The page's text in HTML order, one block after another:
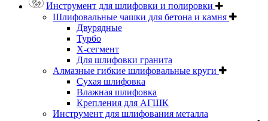
Инструмент для шлифовки и полировки
Шлифовальные чашки для бетона и камня
Двурядные
Турбо
Х-сегмент
Для шлифовки гранита
Алмазные гибкие шлифовальные круги
Cухая шлифовка
Влажная шлифовка
Крепления для АГШК
Инструмент для шлифования металла